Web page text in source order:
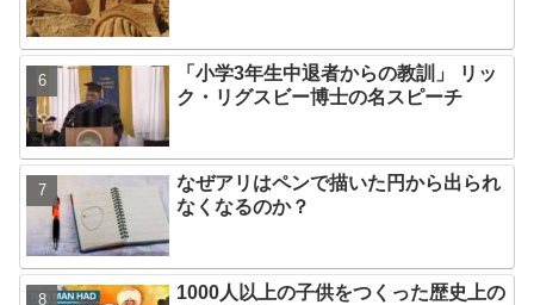
「小学3年生中退者からの教訓」 リッ
ク・リグスビー博士の名スピーチ
なぜアリはペンで描いた円から出られ
なくなるのか？
1000人以上の子供をつくった歴史上の